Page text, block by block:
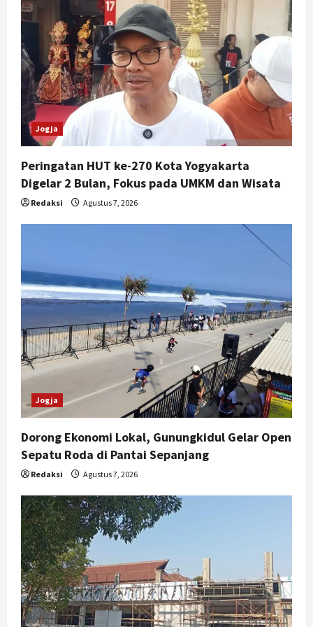
Jogja
Peringatan HUT ke-270 Kota Yogyakarta
Digelar 2 Bulan, Fokus pada UMKM dan Wisata
Redaksi Agustus 7, 2026
Jogja
Dorong Ekonomi Lokal, Gunungkidul Gelar Open
Sepatu Roda di Pantai Sepanjang
Redaksi Agustus 7, 2026